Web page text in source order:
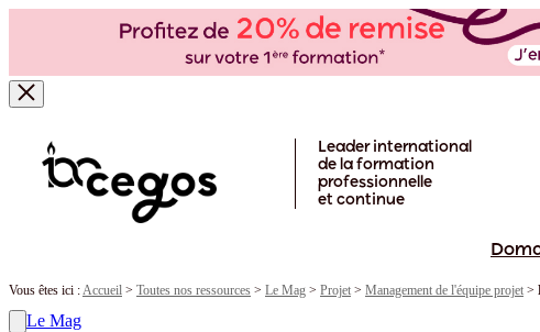
Leader international
de la formation
professionnelle
et continue
Vous êtes ici :Accueil > Toutes nos ressources > Le Mag > Projet > Management de l'équipe projet >
Le Mag